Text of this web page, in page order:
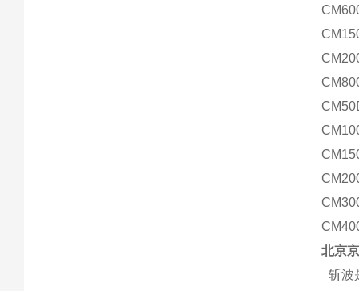
北京
斩波